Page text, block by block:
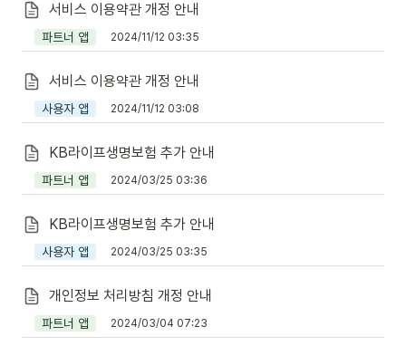
서비스 이용약관 개정 안내
파트너 앱 2024/11/12 03:35
서비스 이용약관 개정 안내
사용자 앱 2024/11/12 03:08
KB라이프생명보험 추가 안내
파트너 앱 2024/03/25 03:36
KB라이프생명보험 추가 안내
사용자 앱 2024/03/25 03:35
개인정보 처리방침 개정 안내
파트너 앱 2024/03/04 07:23